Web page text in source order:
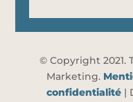
© Copyright 2021.
Marketing.
confidentialité|